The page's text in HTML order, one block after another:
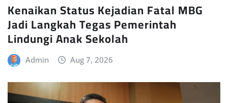
Kenaikan Status Kejadian Fatal MBG
Jadi Langkah Tegas Pemerintah
Lindungi Anak Sekolah
Admin Aug 7, 2026